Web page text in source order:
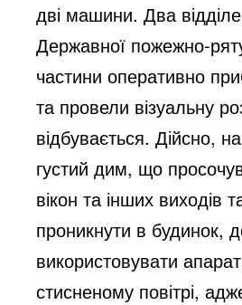
дві машини. Два
Державної пожежно-
частини оперативно
та провели візуальну
відбувається. Дійсно,
густий дим, що
вікон та інших виходів
проникнути в будинок,
використовувати
стисненому повітрі,